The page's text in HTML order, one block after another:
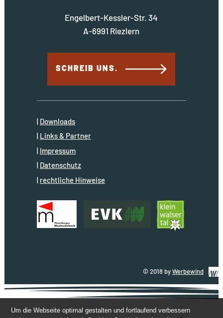
Engelbert-Kessler-Str. 34
A-6991 Riezlern
SCHREIB UNS.
Downloads
Links & Partner
Impressum
Datenschutz
rechtliche Hinweise
© 2018 byWerbewind
Um die Webseite optimal gestalten und fortlaufend verbessern